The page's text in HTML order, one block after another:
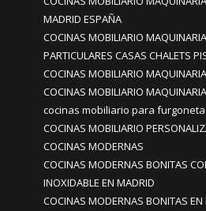
MADRID ESPAÑA
COCINAS MOBILIARIO
PARTICULARES CASAS CHALETS
COCINAS MOBILIARIO
COCINAS MOBILIARIO
cocinas mobiliario para
COCINAS MOBILIARIO
COCINAS MODERNAS
COCINAS MODERNAS BONITAS
INOXIDABLE EN MADRID
COCINAS MODERNAS BONITAS EN